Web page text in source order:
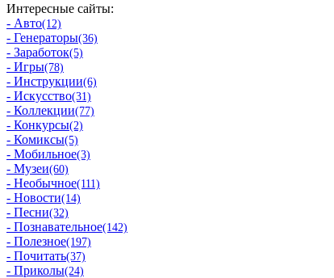
Интересные сайты:
- Авто(12)
- Генераторы(36)
- Заработок(5)
- Игры(78)
- Инструкции(6)
- Искусство(31)
- Коллекции(77)
- Конкурсы(2)
- Комиксы(5)
- Мобильное(3)
- Музеи(60)
- Необычное(111)
- Новости(14)
- Песни(32)
- Познавательное(142)
- Полезное(197)
- Почитать(37)
- Приколы(24)